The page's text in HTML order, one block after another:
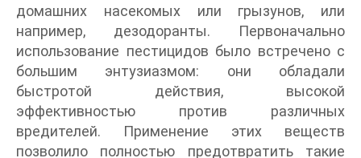
домашних насекомых или грызунов, или
например, дезодоранты. Первоначально
использование пестицидов было встречено с
большим энтузиазмом: они обладали
быстротой действия, высокой
эффективностью против различных
вредителей. Применение этих веществ
позволило полностью предотвратить такие